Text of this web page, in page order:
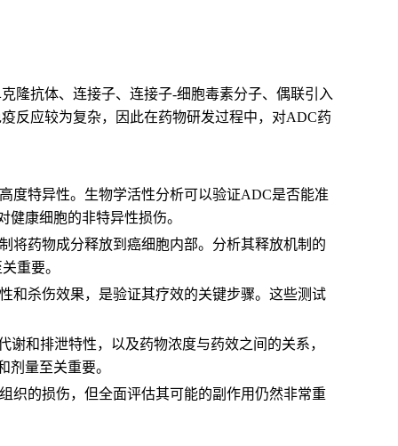
隆抗体、连接子、连接子-细胞毒素分子、偶联引入
反应较为复杂，因此在药物研发过程中，对ADC药
度特异性。生物学活性分析可以验证ADC是否能准
康细胞的非特异性损伤。
将药物成分释放到癌细胞内部。分析其释放机制的
重要。
和杀伤效果，是验证其疗效的关键步骤。这些测试
和排泄特性，以及药物浓度与药效之间的关系，
量至关重要。
织的损伤，但全面评估其可能的副作用仍然非常重